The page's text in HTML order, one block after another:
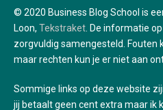
© 2020 Business Blog School is
Loon, Tekstraket . De informatie
zorgvuldig samengesteld. Fouten
maar rechten kun je er niet aan
Sommige links op deze website
jij betaalt geen cent extra maar ik